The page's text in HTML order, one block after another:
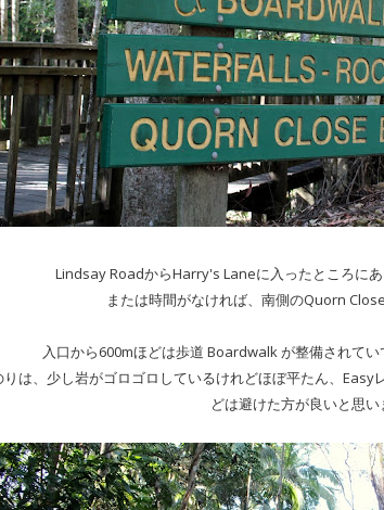
Lindsay RoadからHarry's Laneに入ったところに
または時間がなければ、南側のQuorn
入口から600mほどは歩道 Boardwalk が整備されてい
は、少し岩がゴロゴロしているけれどほぼ平たん、
どは避けた方が良いと思い